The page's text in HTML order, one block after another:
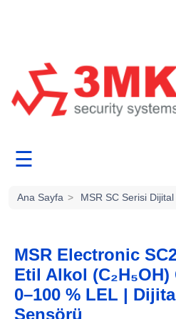
☰
Ana Sayfa > MSR SC Serisi
MSR Electronic
Etil Alkol
0–100 % LEL |
Sensörü